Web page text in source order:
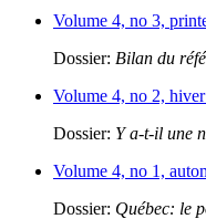
Volume 4, no 3,
Dossier: Bilan du
Volume 4, no 2,
Dossier: Y a-t-il une
Volume 4, no 1,
Dossier: Québec: le